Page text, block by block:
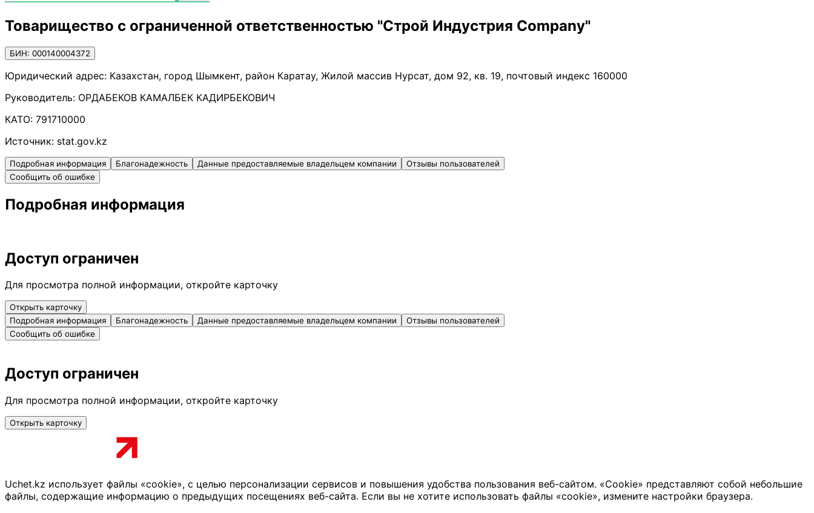
Товарищество с ограниченной ответственностью "Строй Индустрия Company"
БИН: 000140004372
Юридический адрес: Казахстан, город Шымкент, район Каратау, Жилой массив Нурсат, дом 92, кв. 19, почтовый индекс 160000
Руководитель: ОРДАБЕКОВ КАМАЛБЕК КАДИРБЕКОВИЧ
КАТО: 791710000
Источник: stat.gov.kz
Подробная информация Благонадежность Данные предоставляемые владельцем компании
Отзывы пользователей
Сообщить об ошибке
Подробная информация
Доступ ограничен
Для просмотра полной информации, откройте карточку
Открыть карточку
Подробная информация
Благонадежность Данные предоставляемые владельцем компании
Отзывы пользователей
Сообщить об ошибке
Доступ ограничен
Для просмотра полной информации, откройте карточку
Открыть карточку
Uchet.kz использует файлы «cookie», с целью персонализации сервисов и повышения удобства пользования веб-сайтом. «Cookie» представляют собой небольшие
файлы, содержащие информацию о предыдущих посещениях веб-сайта. Если вы не хотите использовать файлы «cookie», измените настройки браузера.